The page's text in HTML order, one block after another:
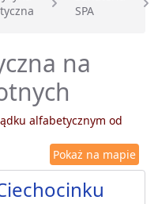
SPA
na
alfabetycznym od
Pokaż na mapie